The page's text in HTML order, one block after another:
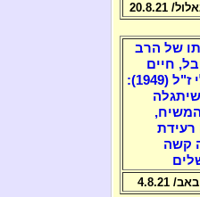
20.8.21
של הרב
חיים
שבילי ז"ל (1949):
רעידת
קשה
4.8.21